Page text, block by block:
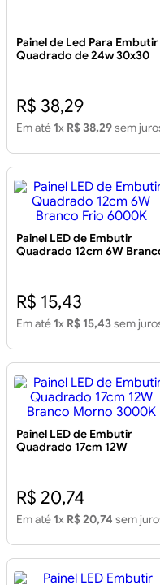
Painel de Led Para Embutir
Quadrado de 24w 30x30
R$ 38,29
Em até 1x R$ 38,29sem
Painel LED de Embutir
Quadrado 12cm 6W
R$ 15,43
Em até 1x R$ 15,43sem
Painel LED de Embutir
Quadrado 17cm 12W
R$ 20,74
Em até 1x R$ 20,74 sem